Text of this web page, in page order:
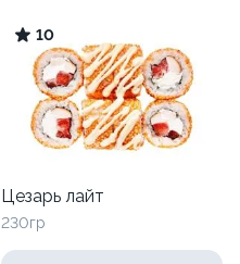
10
Цезарь лайт
230гр